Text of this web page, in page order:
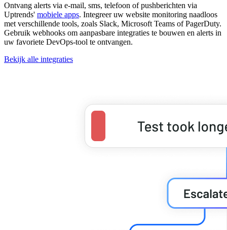
Ontvang alerts via e-mail, sms, telefoon of pushberichten via
Uptrends' mobiele apps. Integreer uw website monitoring naadloos
met verschillende tools, zoals Slack, Microsoft Teams of PagerDuty.
Gebruik webhooks om aanpasbare integraties te bouwen en alerts in
uw favoriete DevOps-tool te ontvangen.
Bekijk alle integraties